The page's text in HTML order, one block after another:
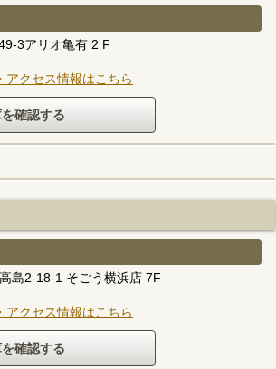
3アリオ亀有 2 F
アクセス情報はこちら
島2-18-1 そごう横浜店 7F
アクセス情報はこちら